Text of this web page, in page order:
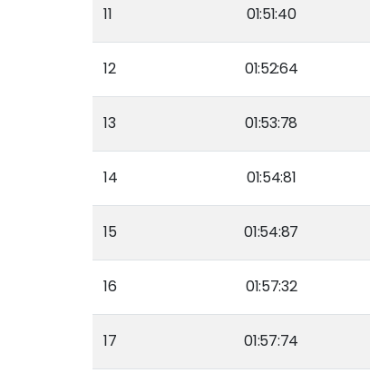
11 01:51:40
12 01:52:64
13 01:53:78
14 01:54:81
15 01:54:87
16 01:57:32
17 01:57:74